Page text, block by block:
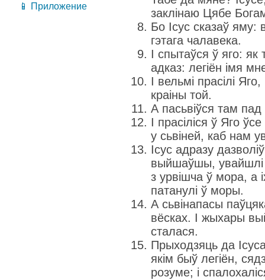
📱 Приложение
заклінаю Цябе
Бо Ісус сказаў яму:
гэтага чалавека.
І спытаўся ў яго: як
адказ: легіён імя
І вельмі прасілі
краіны той.
А пасьвіўся там пад
І прасіліся ў Яго
у сьвіней, каб нам
Ісус адразу
выйшаўшы, увайшлі
з урвішча ў мора, а
патанулі ў моры.
А сьвінапасы
вёсках. І жыхары
сталася.
Прыходзяць да
якім быў легіён,
розуме; і